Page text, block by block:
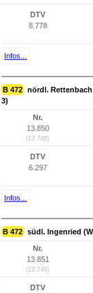
DTV
8.778
Infos...
B 472 nördl.
3)
Nr.
13.850
(13.745)
DTV
6.297
Infos...
B 472 südl. Ingenried
Nr.
13.851
(13.746)
DTV